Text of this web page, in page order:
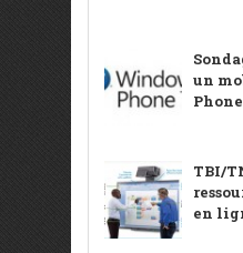
un
Phone
TBI/
en